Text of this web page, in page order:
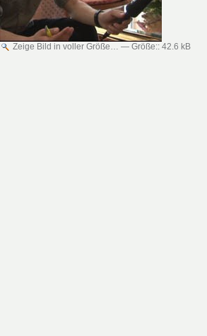
Zeige Bild in voller Größe… — Größe:: 42.6 kB